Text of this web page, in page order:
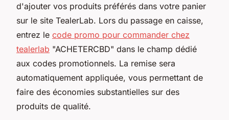
d'ajouter vos produits préférés dans votre panier
sur le site TealerLab. Lors du passage en caisse,
entrez le code promo pour commander chez
tealerlab "ACHETERCBD" dans le champ dédié
aux codes promotionnels. La remise sera
automatiquement appliquée, vous permettant de
faire des économies substantielles sur des
produits de qualité.